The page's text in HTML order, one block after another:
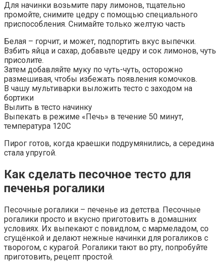
Для начинки возьмите пару лимонов, тщательно
промойте, снимите цедру с помощью специального
приспособления. Снимайте только желтую часть
Белая – горчит, и может, подпортить вкус выпечки.
Взбить яйца и сахар, добавьте цедру и сок лимонов, чуть
присолите.
Затем добавляйте муку по чуть-чуть, осторожно
размешивая, чтобы избежать появления комочков.
В чашу мультиварки выложить тесто с заходом на
бортики
Вылить в тесто начинку
Выпекать в режиме «Печь» в течение 50 минут,
температура 120С
Пирог готов, когда краешки подрумянились, а середина
стала упругой.
Как сделать песочное тесто для
печенья рогалики
Песочные рогалики – печенье из детства. Песочные
рогалики просто и вкусно приготовить в домашних
условиях. Их выпекают с повидлом, с мармеладом, со
сгущёнкой и делают нежные начинки для рогаликов с
творогом, с курагой. Рогалики тают во рту, попробуйте
приготовить, рецепт простой.